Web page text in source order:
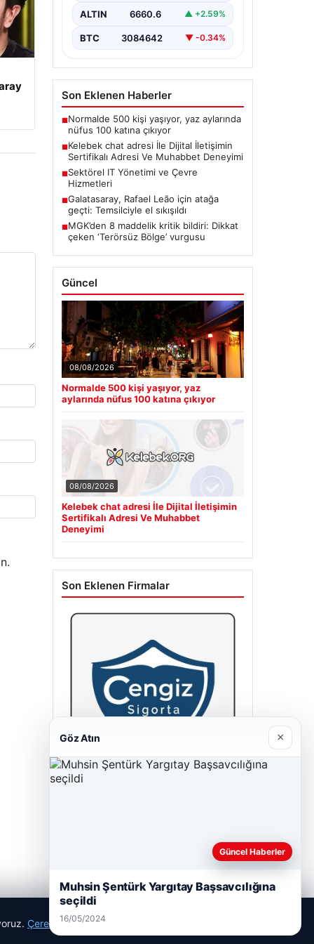
olarak…
ALTIN 6660.6 ▲ +2.59%
BTC 3084642 ▼ -0.34%
Son Eklenen Haberler
■Normalde 500 kişi yaşıyor, yaz aylarında
nüfus 100 katına çıkıyor
■Kelebek chat adresi İle Dijital İletişimin
Sertifikalı Adresi Ve Muhabbet Deneyimi
■Sektörel IT Yönetimi ve Çevre
Hizmetleri
■Galatasaray, Rafael Leão için atağa
geçti: Temsilciyle el sıkışıldı
■MGK’den 8 maddelik kritik bildiri: Dikkat
çeken ‘Terörsüz Bölge’ vurgusu
Güncel
08/08/2026
Normalde 500 kişi yaşıyor, yaz
aylarında nüfus 100 katına çıkıyor
08/08/2026
Kelebek chat adresi İle Dijital İletişimin
Sertifikalı Adresi Ve Muhabbet
Deneyimi
Son Eklenen Firmalar
Çerez Politikamız
Göz Atın ×
Güncel Haberler
Muhsin Şentürk Yargıtay Başsavcılığına
seçildi
16/05/2024